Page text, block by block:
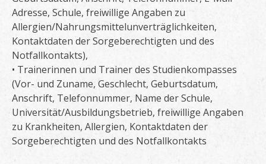
Adresse, Schule, freiwillige Angaben zu
Allergien/Nahrungsmittelunverträglichkeiten,
Kontaktdaten der Sorgeberechtigten und des
Notfallkontakts),
• Trainerinnen und Trainer des Studienkompasses
(Vor- und Zuname, Geschlecht, Geburtsdatum,
Anschrift, Telefonnummer, Name der Schule,
Universität/Ausbildungsbetrieb, freiwillige Angaben
zu Krankheiten, Allergien, Kontaktdaten der
Sorgeberechtigten und des Notfallkontakts